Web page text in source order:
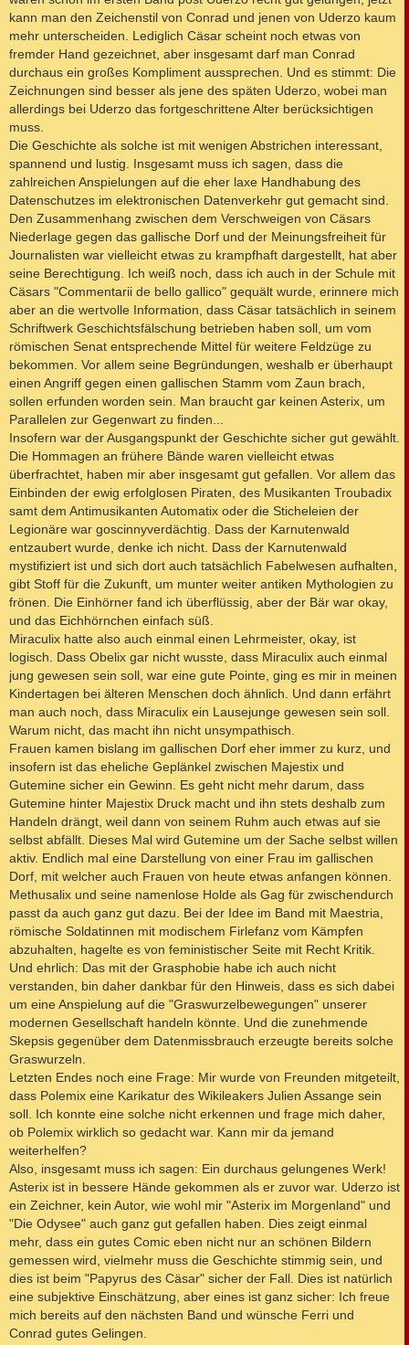
kann man den Zeichenstil von Conrad und jenen von Uderzo kaum
mehr unterscheiden. Lediglich Cäsar scheint noch etwas von
fremder Hand gezeichnet, aber insgesamt darf man Conrad
durchaus ein großes Kompliment aussprechen. Und es stimmt: Die
Zeichnungen sind besser als jene des späten Uderzo, wobei man
allerdings bei Uderzo das fortgeschrittene Alter berücksichtigen
muss.
Die Geschichte als solche ist mit wenigen Abstrichen interessant,
spannend und lustig. Insgesamt muss ich sagen, dass die
zahlreichen Anspielungen auf die eher laxe Handhabung des
Datenschutzes im elektronischen Datenverkehr gut gemacht sind.
Den Zusammenhang zwischen dem Verschweigen von Cäsars
Niederlage gegen das gallische Dorf und der Meinungsfreiheit für
Journalisten war vielleicht etwas zu krampfhaft dargestellt, hat aber
seine Berechtigung. Ich weiß noch, dass ich auch in der Schule mit
Cäsars "Commentarii de bello gallico" gequält wurde, erinnere mich
aber an die wertvolle Information, dass Cäsar tatsächlich in seinem
Schriftwerk Geschichtsfälschung betrieben haben soll, um vom
römischen Senat entsprechende Mittel für weitere Feldzüge zu
bekommen. Vor allem seine Begründungen, weshalb er überhaupt
einen Angriff gegen einen gallischen Stamm vom Zaun brach,
sollen erfunden worden sein. Man braucht gar keinen Asterix, um
Parallelen zur Gegenwart zu finden...
Insofern war der Ausgangspunkt der Geschichte sicher gut gewählt.
Die Hommagen an frühere Bände waren vielleicht etwas
überfrachtet, haben mir aber insgesamt gut gefallen. Vor allem das
Einbinden der ewig erfolglosen Piraten, des Musikanten Troubadix
samt dem Antimusikanten Automatix oder die Sticheleien der
Legionäre war goscinnyverdächtig. Dass der Karnutenwald
entzaubert wurde, denke ich nicht. Dass der Karnutenwald
mystifiziert ist und sich dort auch tatsächlich Fabelwesen aufhalten,
gibt Stoff für die Zukunft, um munter weiter antiken Mythologien zu
frönen. Die Einhörner fand ich überflüssig, aber der Bär war okay,
und das Eichhörnchen einfach süß.
Miraculix hatte also auch einmal einen Lehrmeister, okay, ist
logisch. Dass Obelix gar nicht wusste, dass Miraculix auch einmal
jung gewesen sein soll, war eine gute Pointe, ging es mir in meinen
Kindertagen bei älteren Menschen doch ähnlich. Und dann erfährt
man auch noch, dass Miraculix ein Lausejunge gewesen sein soll.
Warum nicht, das macht ihn nicht unsympathisch.
Frauen kamen bislang im gallischen Dorf eher immer zu kurz, und
insofern ist das eheliche Geplänkel zwischen Majestix und
Gutemine sicher ein Gewinn. Es geht nicht mehr darum, dass
Gutemine hinter Majestix Druck macht und ihn stets deshalb zum
Handeln drängt, weil dann von seinem Ruhm auch etwas auf sie
selbst abfällt. Dieses Mal wird Gutemine um der Sache selbst willen
aktiv. Endlich mal eine Darstellung von einer Frau im gallischen
Dorf, mit welcher auch Frauen von heute etwas anfangen können.
Methusalix und seine namenlose Holde als Gag für zwischendurch
passt da auch ganz gut dazu. Bei der Idee im Band mit Maestria,
römische Soldatinnen mit modischem Firlefanz vom Kämpfen
abzuhalten, hagelte es von feministischer Seite mit Recht Kritik.
Und ehrlich: Das mit der Grasphobie habe ich auch nicht
verstanden, bin daher dankbar für den Hinweis, dass es sich dabei
um eine Anspielung auf die "Graswurzelbewegungen" unserer
modernen Gesellschaft handeln könnte. Und die zunehmende
Skepsis gegenüber dem Datenmissbrauch erzeugte bereits solche
Graswurzeln.
Letzten Endes noch eine Frage: Mir wurde von Freunden mitgeteilt,
dass Polemix eine Karikatur des Wikileakers Julien Assange sein
soll. Ich konnte eine solche nicht erkennen und frage mich daher,
ob Polemix wirklich so gedacht war. Kann mir da jemand
weiterhelfen?
Also, insgesamt muss ich sagen: Ein durchaus gelungenes Werk!
Asterix ist in bessere Hände gekommen als er zuvor war. Uderzo ist
ein Zeichner, kein Autor, wie wohl mir "Asterix im Morgenland" und
"Die Odysee" auch ganz gut gefallen haben. Dies zeigt einmal
mehr, dass ein gutes Comic eben nicht nur an schönen Bildern
gemessen wird, vielmehr muss die Geschichte stimmig sein, und
dies ist beim "Papyrus des Cäsar" sicher der Fall. Dies ist natürlich
eine subjektive Einschätzung, aber eines ist ganz sicher: Ich freue
mich bereits auf den nächsten Band und wünsche Ferri und
Conrad gutes Gelingen.